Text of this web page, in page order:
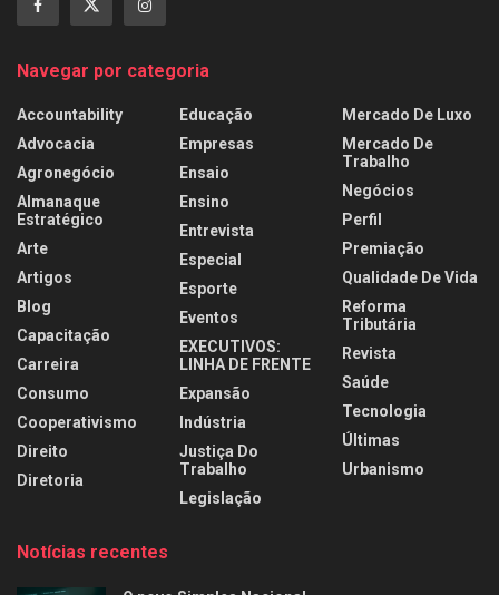
Navegar por categoria
Accountability
Advocacia
Agronegócio
Almanaque
Estratégico
Arte
Artigos
Blog
Capacitação
Carreira
Consumo
Cooperativismo
Direito
Diretoria
Educação
Empresas
Ensaio
Ensino
Entrevista
Especial
Esporte
Eventos
EXECUTIVOS:
LINHA DE FRENTE
Expansão
Indústria
Justiça Do
Trabalho
Legislação
Mercado De Luxo
Mercado De
Trabalho
Negócios
Perfil
Premiação
Qualidade De Vida
Reforma
Tributária
Revista
Saúde
Tecnologia
Últimas
Urbanismo
Notícias recentes